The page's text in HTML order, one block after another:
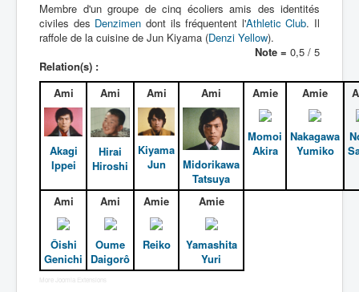
Membre d'un groupe de cinq écoliers amis des identités
civiles des Denzimen dont ils fréquentent l'Athletic Club. Il
raffole de la cuisine de Jun Kiyama (Denzi Yellow).
Note = 0,5 / 5
Relation(s) :
Ami
Akagi
Ippei
Ami
Hirai
Hiroshi
Ami
Kiyama
Jun
Ami
Midorikawa
Tatsuya
Amie
Momoi
Akira
Amie
Nakagawa
Yumiko
Ami
Ôishi
Genichi
Ami
Oume
Daigorô
Amie
Reiko
Amie
Yamashita
Yuri
More Joomla Extensions